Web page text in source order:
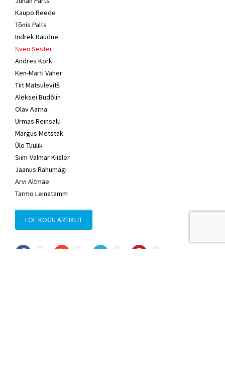
Kaupo Reede
Tõnis Palts
Indrek Raudne
Sven Sester
Andres Kork
Ken-Marti Vaher
Tiit Matsulevitš
Aleksei Budõlin
Olav Aarna
Urmas Reinsalu
Margus Metstak
Ülo Tuulik
Siim-Valmar Kiisler
Jaanus Rahumägi
Arvi Altmäe
Tarmo Leinatamm
LOE KOGU ARTIKLIT